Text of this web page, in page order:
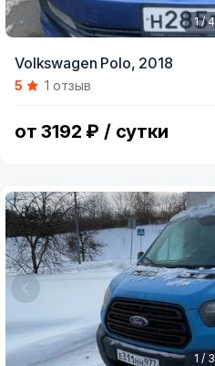
of
1 / 4
Volkswagen Polo, 2018
5 1 отзыв
от 3192 ₽ / сутки
1 / 3